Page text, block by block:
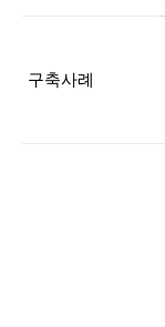
구축사례